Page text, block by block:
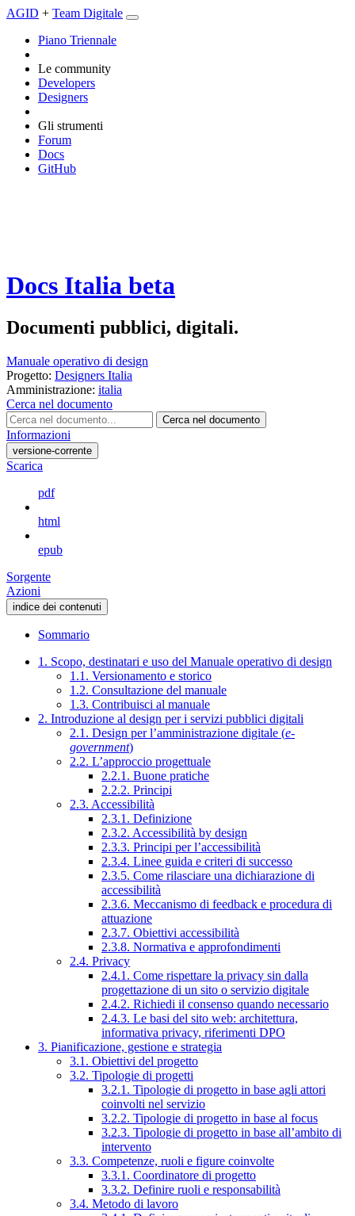
AGID + Team Digitale
Piano Triennale
Le community
Developers
Designers
Gli strumenti
Forum
Docs
GitHub
Docs Italia beta
Documenti pubblici, digitali.
Manuale operativo di design
Progetto: Designers Italia
Amministrazione: italia
Cerca nel documento
Cerca nel documento
Informazioni
versione-corrente
Scarica
pdf
html
epub
Sorgente
Azioni
indice dei contenuti
Sommario
1. Scopo, destinatari e uso del Manuale operativo di design
1.1. Versionamento e storico
1.2. Consultazione del manuale
1.3. Contribuisci al manuale
2. Introduzione al design per i servizi pubblici digitali
2.1. Design per l’amministrazione digitale (e-
government)
2.2. L’approccio progettuale
2.2.1. Buone pratiche
2.2.2. Principi
2.3. Accessibilità
2.3.1. Definizione
2.3.2. Accessibilità by design
2.3.3. Principi per l’accessibilità
2.3.4. Linee guida e criteri di successo
2.3.5. Come rilasciare una dichiarazione di
accessibilità
2.3.6. Meccanismo di feedback e procedura di
attuazione
2.3.7. Obiettivi accessibilità
2.3.8. Normativa e approfondimenti
2.4. Privacy
2.4.1. Come rispettare la privacy sin dalla
progettazione di un sito o servizio digitale
2.4.2. Richiedi il consenso quando necessario
2.4.3. Le basi del sito web: architettura,
informativa privacy, riferimenti DPO
3. Pianificazione, gestione e strategia
3.1. Obiettivi del progetto
3.2. Tipologie di progetti
3.2.1. Tipologie di progetto in base agli attori
coinvolti nel servizio
3.2.2. Tipologie di progetto in base al focus
3.2.3. Tipologie di progetto in base all’ambito di
intervento
3.3. Competenze, ruoli e figure coinvolte
3.3.1. Coordinatore di progetto
3.3.2. Definire ruoli e responsabilità
3.4. Metodo di lavoro